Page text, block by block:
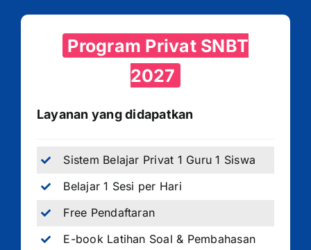
Program Privat SNBT
2027
Layanan yang didapatkan
Sistem Belajar Privat 1 Guru 1 Siswa
Belajar 1 Sesi per Hari
Free Pendaftaran
E-book Latihan Soal & Pembahasan